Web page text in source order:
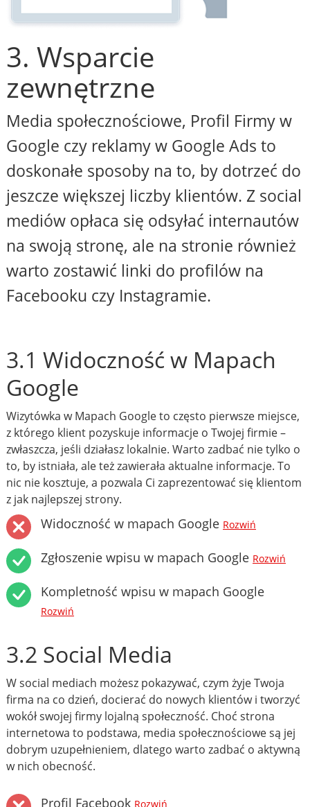
3. Wsparcie
zewnętrzne
Media społecznościowe, Profil Firmy w
Google czy reklamy w Google Ads to
doskonałe sposoby na to, by dotrzeć do
jeszcze większej liczby klientów. Z social
mediów opłaca się odsyłać internautów
na swoją stronę, ale na stronie również
warto zostawić linki do profilów na
Facebooku czy Instagramie.
3.1 Widoczność w Mapach
Google
Wizytówka w Mapach Google to często pierwsze miejsce,
z którego klient pozyskuje informacje o Twojej firmie –
zwłaszcza, jeśli działasz lokalnie. Warto zadbać nie tylko o
to, by istniała, ale też zawierała aktualne informacje. To
nic nie kosztuje, a pozwala Ci zaprezentować się klientom
z jak najlepszej strony.
Widoczność w mapach Google Rozwiń
Zgłoszenie wpisu w mapach Google Rozwiń
Kompletność wpisu w mapach Google
Rozwiń
3.2 Social Media
W social mediach możesz pokazywać, czym żyje Twoja
firma na co dzień, docierać do nowych klientów i tworzyć
wokół swojej firmy lojalną społeczność. Choć strona
internetowa to podstawa, media społecznościowe są jej
dobrym uzupełnieniem, dlatego warto zadbać o aktywną
w nich obecność.
Profil Facebook